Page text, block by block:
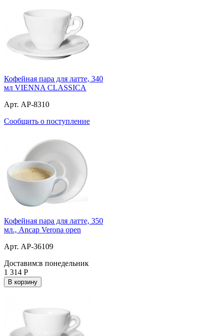
Кофейная пара для латте, 340
мл VIENNA CLASSICA
Арт. AP-8310
Сообщить о поступление
Кофейная пара для латте, 350
мл., Ancap Verona open
Арт. AP-36109
Доставим:в понедельник
1 314 Р
В корзину